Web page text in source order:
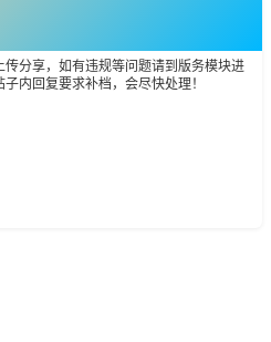
传分享，如有违规等问题请到版务模块进
内回复要求补档，会尽快处理！